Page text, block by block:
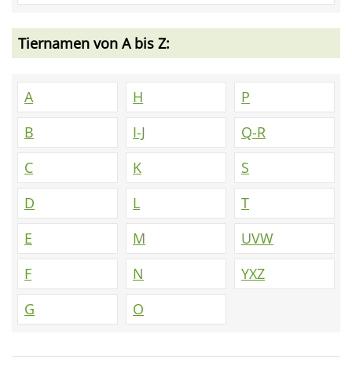
Tiernamen von A bis Z:
A
B
C
D
E
F
G
H
I-J
K
L
M
N
O
P
Q-R
S
T
UVW
YXZ